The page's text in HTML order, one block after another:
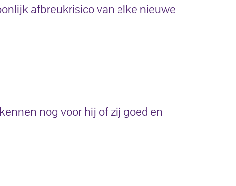
afbreukrisico van elke nieuwe
nog voor hij of zij goed en